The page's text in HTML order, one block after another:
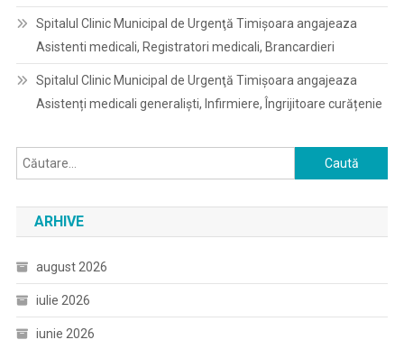
Spitalul Clinic Municipal de Urgenţă Timişoara angajeaza
Asistenti medicali, Registratori medicali, Brancardieri
Spitalul Clinic Municipal de Urgenţă Timişoara angajeaza
Asistenți medicali generaliști, Infirmiere, Îngrijitoare curățenie
Caută
după:
ARHIVE
august 2026
iulie 2026
iunie 2026